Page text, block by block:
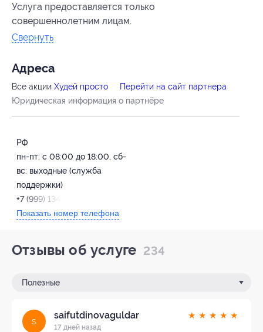
Услуга предоставляется только
совершеннолетним лицам.
Свернуть
Адресa
Все акции Худей просто
Перейти на сайт партнера
Юридическая информация о партнёре
РФ
пн-пт: с 08:00 до 18:00, сб-
вс: выходные (служба
поддержки)
+7 (999) 134-13-56
Показать номер телефона
Отзывы об услуге 234
Полезные
s
saifutdinovaguldar
17 дней назад
★ ★ ★ ★ ★